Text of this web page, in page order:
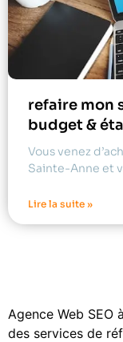
refaire mon
budget &
Vous venez
Sainte-Anne et
Lire la suite »
Agence Web
des services de